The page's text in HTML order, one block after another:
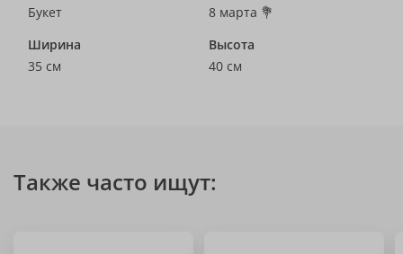
Букет
8 марта 💐
Ширина
35 см
Высота
40 см
Также часто ищут: